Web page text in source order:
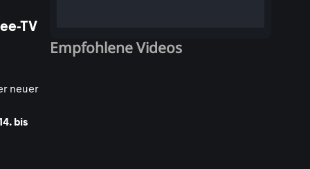
TV
neuer
bis
Empfohlene Videos